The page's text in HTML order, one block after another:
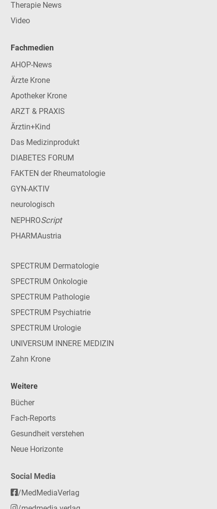
Therapie News
Video
Fachmedien
AHOP-News
Ärzte Krone
Apotheker Krone
ARZT & PRAXIS
Ärztin+Kind
Das Medizinprodukt
DIABETES FORUM
FAKTEN der Rheumatologie
GYN-AKTIV
neurologisch
NEPHROScript
PHARMAustria
SPECTRUM Dermatologie
SPECTRUM Onkologie
SPECTRUM Pathologie
SPECTRUM Psychiatrie
SPECTRUM Urologie
UNIVERSUM INNERE MEDIZIN
Zahn Krone
Weitere
Bücher
Fach-Reports
Gesundheit verstehen
Neue Horizonte
Social Media
/MedMediaVerlag